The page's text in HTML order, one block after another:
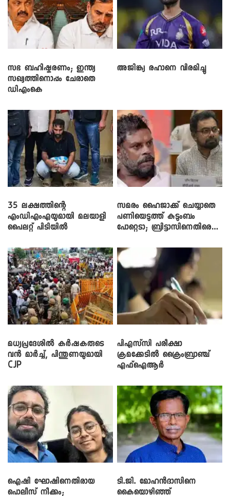
സഭ ബഹിഷ്കരണം; ഇന്ത്യ
സഖ്യത്തിനൊപ്പം ചേരാതെ
ഡിഎംകെ
അജിങ്ക്യ രഹാനെ വിരമിച്ചു
35 ലക്ഷത്തിന്റെ
എംഡിഎംഎയുമായി മലയാളി
പൈലറ്റ് പിടിയിൽ
സമരം ഹൈജാക്ക് ചെയ്യാതെ
പണിയെടുത്ത് കുടുംബം
പോറ്റെടാ; ബ്രിട്ടാസിനെതിരെ
മധ്യപ്രദേശിൽ കർഷകരുടെ
വൻ മാർച്ച്, പിന്തുണയുമായി
CJP
പിഎസ്‌സി പരീക്ഷാ
ക്രമക്കേ‌ടിൽ ക്രൈംബ്രാഞ്ച്
എഫ്ഐആർ
ഐഷി ഘോഷിനെതിരായ
പൊലീസ് നീക്കം;
ടി.ജി. മോഹൻദാസിനെ
കൈയൊഴിഞ്ഞ്